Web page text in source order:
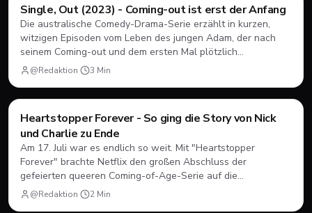
Filme & Serien
Single, Out (2023) - Coming-out ist erst der Anfang
Die australische Comedy-Drama-Serie erzählt in kurzen,
witzigen Episoden vom Leben des jungen Adam, der nach
seinem Coming-out und dem ersten Mal plötzlich
herausfinden muss, wie Dating, Freundschaft und Familie
unter neuen Vorzeichen funktionieren.
@Redaktion· 3 Min
Filme & Serien
Heartstopper Forever - So ging die Story von Nick
und Charlie zu Ende
Am 17. Juli war es endlich so weit. Mit "Heartstopper
Forever" brachte Netflix den großen Abschluss der
gefeierten queeren Coming-of-Age-Serie auf die
Bildschirme. Statt einer vierten Staffel gab es diesmal einen
abendfüllenden Spielfilm. Wir blicken zurück, wie sich Nick
@Redaktion· 2 Min